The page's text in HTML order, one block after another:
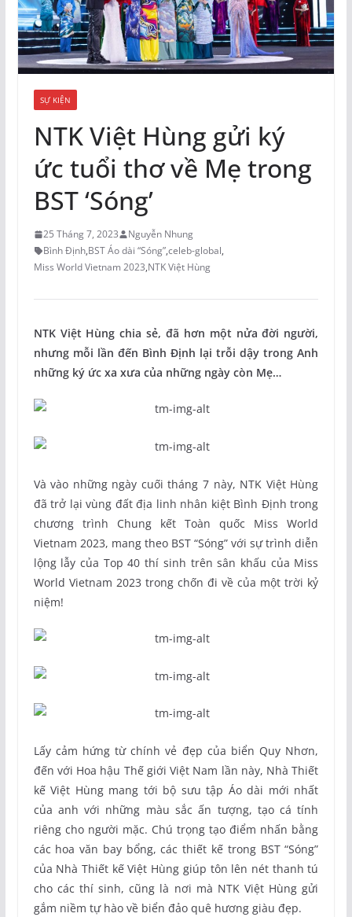
SỰ KIỆN
NTK Việt Hùng gửi ký
ức tuổi thơ về Mẹ trong
BST ‘Sóng’
25 Tháng 7, 2023
Nguyễn Nhung
Bình Định,BST Áo dài “Sóng”,celeb-global,
Miss World Vietnam 2023,NTK Việt Hùng
NTK Việt Hùng chia sẻ, đã hơn một nửa đời người,
nhưng mỗi lần đến Bình Định lại trỗi dậy trong Anh
những ký ức xa xưa của những ngày còn Mẹ…
Và vào những ngày cuối tháng 7 này, NTK Việt Hùng
đã trở lại vùng đất địa linh nhân kiệt Bình Định trong
chương trình Chung kết Toàn quốc Miss World
Vietnam 2023, mang theo BST “Sóng” với sự trình diễn
lộng lẫy của Top 40 thí sinh trên sân khấu của Miss
World Vietnam 2023 trong chốn đi về của một trời kỷ
niệm!
Lấy cảm hứng từ chính vẻ đẹp của biển Quy Nhơn,
đến với Hoa hậu Thế giới Việt Nam lần này, Nhà Thiết
kế Việt Hùng mang tới bộ sưu tập Áo dài mới nhất
của anh với những màu sắc ấn tượng, tạo cá tính
riêng cho người mặc. Chú trọng tạo điểm nhấn bằng
các hoa văn bay bổng, các thiết kế trong BST “Sóng”
của Nhà Thiết kế Việt Hùng giúp tôn lên nét thanh tú
cho các thí sinh, cũng là nơi mà NTK Việt Hùng gửi
gắm niềm tự hào về biển đảo quê hương giàu đẹp.